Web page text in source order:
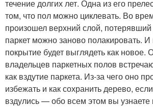
течение долгих лет. Одна из его
том, что пол можно циклевать. Во
произошел верхний слой, потерявший
паркет можно заново полакировать.
покрытие будет выглядеть как новое.
владельцев паркетных полов
как вздутие паркета. Из-за чего оно
избежать и как сохранить дерево,
вздулись — обо всем этом вы узнаете